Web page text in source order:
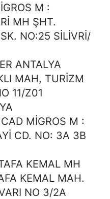
M :
MH ŞHT.
NO:25 SİLİVRİ/
ANTALYA
MAH, TURİZM
11/Z01
MİGROS M :
CD. NO: 3A 3B
KEMAL MH
KEMAL MAH.
NO 3/2A